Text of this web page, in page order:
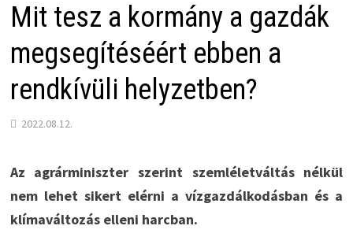
Mit tesz a kormány a gazdák
megsegítéséért ebben a
rendkívüli helyzetben?
2022.08.12.
Az agrárminiszter szerint szemléletváltás nélkül
nem lehet sikert elérni a vízgazdálkodásban és a
klímaváltozás elleni harcban.